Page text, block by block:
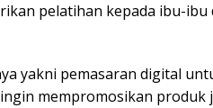
pelatihan kepada ibu-ibu
yakni pemasaran digital
mempromosikan produk